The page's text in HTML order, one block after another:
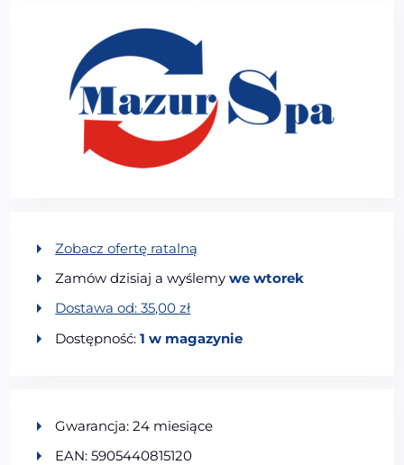
Zobacz ofertę ratalną
Zamów dzisiaj a wyślemywe wtorek
Dostawa od:35,00zł
Dostępność:1 w magazynie
Gwarancja: 24 miesiące
EAN: 5905440815120